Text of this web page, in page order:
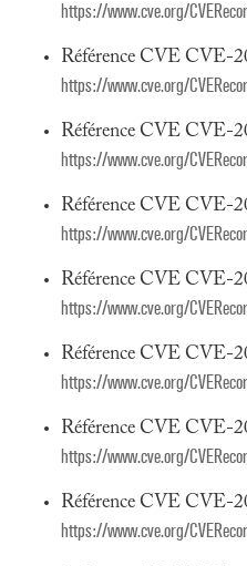
https://www.cve.org/
Référence CVE CVE-
https://www.cve.org/
Référence CVE CVE-
https://www.cve.org/
Référence CVE CVE-
https://www.cve.org/
Référence CVE CVE-
https://www.cve.org/
Référence CVE CVE-
https://www.cve.org/
Référence CVE CVE-
https://www.cve.org/
Référence CVE CVE-
https://www.cve.org/